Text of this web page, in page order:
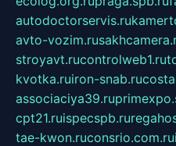
autodoctorservis.ru
avto-vozim.ru
stroyavt.rucontrolweb1.ru
kvotka.ruiron-snab.ru
associaciya39.ru
cpt21.ruispecspb.ru
tae-kwon.ruconsrio.com.ru